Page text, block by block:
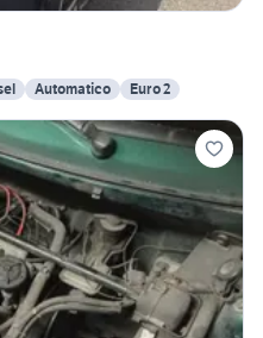
Automatico Euro 2